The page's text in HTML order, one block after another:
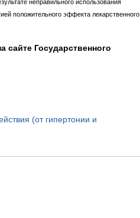
неправильного использования
положительного эффекта лекарственного
сайте Государственного
(от гипертонии и